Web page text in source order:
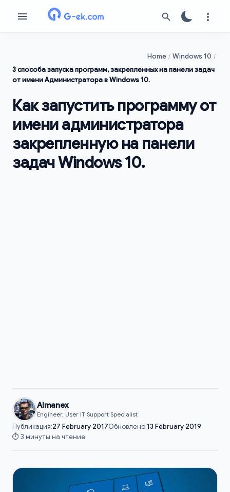
Home
Windows 10
3 способа запуска программ, закрепленных на панели задач
от имени Администратора в Windows 10.
Как запустить программу от
имени администратора
закрепленную на панели
задач Windows 10.
Almanex
Engineer, User IT Support Specialist
Публикация:27 February 2017Обновлено:13 February 2019
⏱️ 3 минуты на чтение